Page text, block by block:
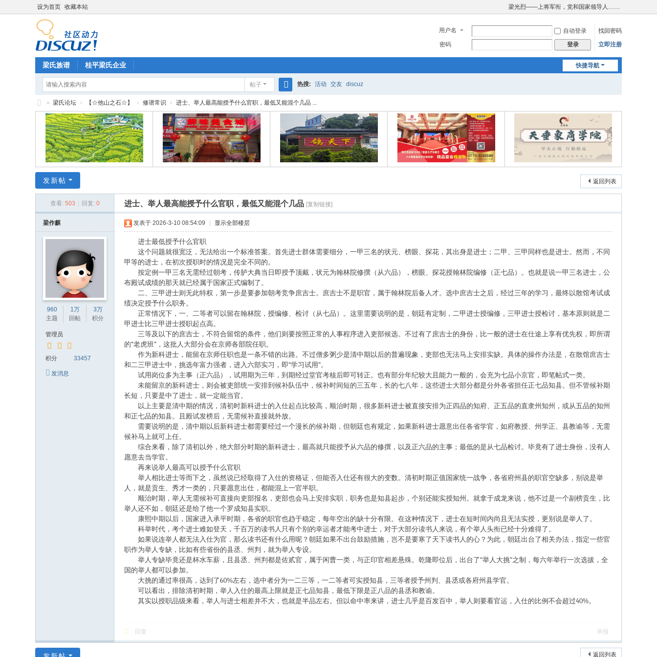
设为首页 收藏本站 梁光烈——上将军衔，党和国家领导人……
用户名 自动登录
找回密码
密码
登录 立即注册
快捷导航
梁氏族谱 桂平梁氏企业
帖子
搜
索
热搜: 活动 交友 discuz
» 梁氏论坛 › 【☆他山之石☆】 › 修谱常识 › 进士、举人最高能授予什么官职，最低又能混个几品 ...
返回列表
发新帖
查看: 503 回复: 0 进士、举人最高能授予什么官职，最低又能混个几品 [复制链接]
梁作麒
960
主题
1万
回帖
3万
积分
管理员
积分 33457
发消息
发表于 2026-3-10 08:54:09 显示全部楼层
进士最低授予什么官职
这个问题就很宽泛，无法给出一个标准答案。首先进士群体需要细分，一甲三名的状元、榜眼、探花，其出身是进士；二甲、三甲同样也是进士。然而，不同
甲等的进士，在初次授职时的情况是完全不同的。
按定例一甲三名无需经过朝考，传胪大典当日即授予顶戴，状元为翰林院修撰（从六品），榜眼、探花授翰林院编修（正七品）。也就是说一甲三名进士，公
布殿试成绩的那天就已经属于国家正式编制了。
二、三甲进士则无此特权，第一步是要参加朝考竞争庶吉士。庶吉士不是职官，属于翰林院后备人才。选中庶吉士之后，经过三年的学习，最终以散馆考试成
绩决定授予什么职务。
正常情况下，一、二等者可以留在翰林院，授编修、检讨（从七品）。这里需要说明的是，朝廷有定制，二甲进士授编修，三甲进士授检讨，基本原则就是二
甲进士比三甲进士授职起点高。
三等及以下的庶吉士，不符合留馆的条件，他们则要按照正常的人事程序进入吏部候选。不过有了庶吉士的身份，比一般的进士在仕途上享有优先权，即所谓
的“老虎班”，这批人大部分会在京师各部院任职。
作为新科进士，能留在京师任职也是一条不错的出路。不过僧多粥少是清中期以后的普遍现象，吏部也无法马上安排实缺。具体的操作办法是，在散馆庶吉士
和二三甲进士中，挑选年富力强者，进入六部实习，即“学习试用”。
试用岗位多为主事（正六品），试用期为三年，到期经过堂官考核后即可转正。也有部分年纪较大且能力一般的，会充为七品小京官，即笔帖式一类。
未能留京的新科进士，则会被吏部统一安排到候补队伍中，候补时间短的三五年，长的七八年，这些进士大部分都是分外各省担任正七品知县。但不管候补期
长短，只要是中了进士，就一定能当官。
以上主要是清中期的情况，清初时新科进士的入仕起点比较高，顺治时期，很多新科进士被直接安排为正四品的知府、正五品的直隶州知州，或从五品的知州
和正七品的知县。且殿试发榜后，无需候补直接就外放。
需要说明的是，清中期以后新科进士都需要经过一个漫长的候补期，但朝廷也有规定，如果新科进士愿意出任各省学官，如府教授、州学正、县教谕等，无需
候补马上就可上任。
综合来看，除了清初以外，绝大部分时期的新科进士，最高就只能授予从六品的修撰，以及正六品的主事；最低的是从七品检讨。毕竟有了进士身份，没有人
愿意去当学官。
再来说举人最高可以授予什么官职
举人相比进士等而下之，虽然说已经取得了入仕的资格证，但能否入仕还有很大的变数。清初时期正值国家统一战争，各省府州县的职官空缺多，别说是举
人，就是贡生、秀才一类的，只要愿意出仕，都能混上一官半职。
顺治时期，举人无需候补可直接向吏部报名，吏部也会马上安排实职，职务也是知县起步，个别还能实授知州。就拿于成龙来说，他不过是一个副榜贡生，比
举人还不如，朝廷还是给了他一个罗成知县实职。
康熙中期以后，国家进入承平时期，各省的职官也趋于稳定，每年空出的缺十分有限。在这种情况下，进士在短时间内尚且无法实授，更别说是举人了。
科举时代，考个进士难如登天，千百万的读书人只有个别的幸运者才能考中进士，对于大部分读书人来说，有个举人头衔已经十分难得了。
如果说连举人都无法入仕为官，那么读书还有什么用呢？朝廷如果不出台鼓励措施，岂不是要寒了天下读书人的心？为此，朝廷出台了相关办法，指定一些官
职作为举人专缺，比如有些省份的县丞、州判，就为举人专设。
举人专缺毕竟还是杯水车薪，且县丞、州判都是佐贰官，属于闲曹一类，与正印官相差悬殊。乾隆即位后，出台了“举人大挑”之制，每六年举行一次选拔，全
国的举人都可以参加。
大挑的通过率很高，达到了60%左右，选中者分为一二三等，一二等者可实授知县，三等者授予州判、县丞或各府州县学官。
可以看出，排除清初时期，举人入仕的最高上限就是正七品知县，最低下限是正八品的县丞和教谕。
其实以授职品级来看，举人与进士相差并不大，也就是半品左右。但以命中率来讲，进士几乎是百发百中，举人则要看官运，入仕的比例不会超过40%。
回复 举报
返回列表